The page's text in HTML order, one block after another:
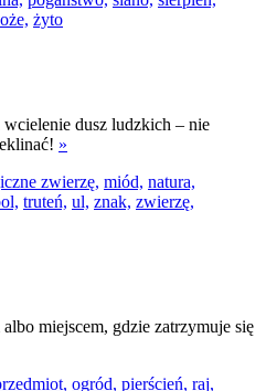
żyto
wcielenie dusz ludzkich – nie
»
zwierzę, miód, natura,
truteń, ul, znak, zwierzę,
miejscem, gdzie zatrzymuje się
ogród, pierścień, raj,